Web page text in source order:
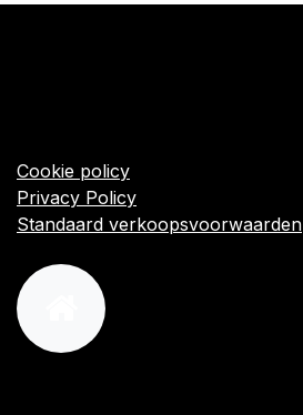
Cookie policy
Privacy Policy
Standaard verkoopsvoorwaarden